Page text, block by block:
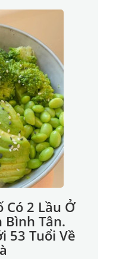
Có 2 Lầu Ở
Bình Tân.
53 Tuổi Về